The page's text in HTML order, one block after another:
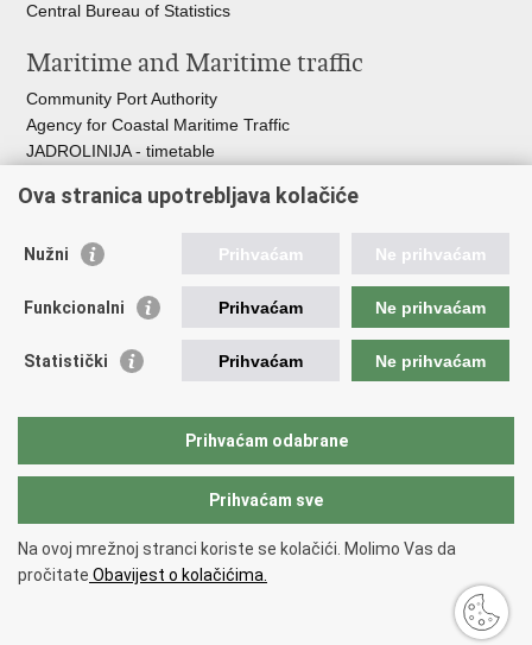
Central Bureau of Statistics
Maritime and Maritime traffic
Community Port Authority
Agency for Coastal Maritime Traffic
JADROLINIJA - timetable
Croatian Motorways
Bus station Zagreb
Craotian Railways Passenger Transport
Zagreb International Airport - Franjo Tuđman
Copyright © 2026 Ministarstvo mora, prometa i infrastrukture Republike
Hrvatske.
Terms of use
Izjava o pristupačnosti.
Ova stranica upotrebljava kolačiće
Nužni Prihvaćam Ne prihvaćam
Funkcionalni Prihvaćam Ne prihvaćam
Statistički Prihvaćam Ne prihvaćam
Prihvaćam odabrane
Prihvaćam sve
Na ovoj mrežnoj stranci koriste se kolačići. Molimo Vas da
pročitate Obavijest o kolačićima.